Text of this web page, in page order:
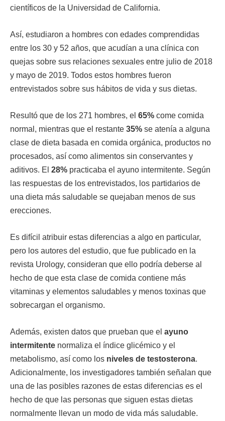
científicos de la Universidad de California.
Así, estudiaron a hombres con edades comprendidas
entre los 30 y 52 años, que acudían a una clínica con
quejas sobre sus relaciones sexuales entre julio de 2018
y mayo de 2019. Todos estos hombres fueron
entrevistados sobre sus hábitos de vida y sus dietas.
Resultó que de los 271 hombres, el 65% come comida
normal, mientras que el restante 35% se atenía a alguna
clase de dieta basada en comida orgánica, productos no
procesados, así como alimentos sin conservantes y
aditivos. El 28% practicaba el ayuno intermitente. Según
las respuestas de los entrevistados, los partidarios de
una dieta más saludable se quejaban menos de sus
erecciones.
Es difícil atribuir estas diferencias a algo en particular,
pero los autores del estudio, que fue publicado en la
revista Urology, consideran que ello podría deberse al
hecho de que esta clase de comida contiene más
vitaminas y elementos saludables y menos toxinas que
sobrecargan el organismo.
Además, existen datos que prueban que el ayuno
intermitente normaliza el índice glicémico y el
metabolismo, así como los niveles de testosterona.
Adicionalmente, los investigadores también señalan que
una de las posibles razones de estas diferencias es el
hecho de que las personas que siguen estas dietas
normalmente llevan un modo de vida más saludable.